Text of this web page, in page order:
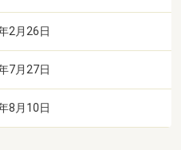
2月26日
7月27日
8月10日